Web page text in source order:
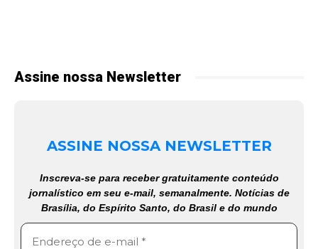
Assine nossa Newsletter
ASSINE NOSSA NEWSLETTER
Inscreva-se para receber gratuitamente conteúdo
jornalístico em seu e-mail, semanalmente. Notícias de
Brasília, do Espírito Santo, do Brasil e do mundo